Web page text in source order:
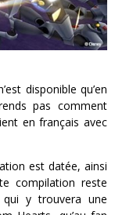
disponible qu’en
pas comment
en français avec
est datée, ainsi
compilation reste
y trouvera une